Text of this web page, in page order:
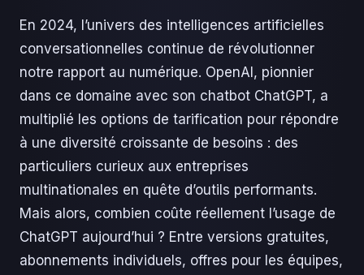
En 2024, l’univers des intelligences artificielles
conversationnelles continue de révolutionner
notre rapport au numérique. OpenAI, pionnier
dans ce domaine avec son chatbot ChatGPT, a
multiplié les options de tarification pour répondre
à une diversité croissante de besoins : des
particuliers curieux aux entreprises
multinationales en quête d’outils performants.
Mais alors, combien coûte réellement l’usage de
ChatGPT aujourd’hui ? Entre versions gratuites,
abonnements individuels, offres pour les équipes,